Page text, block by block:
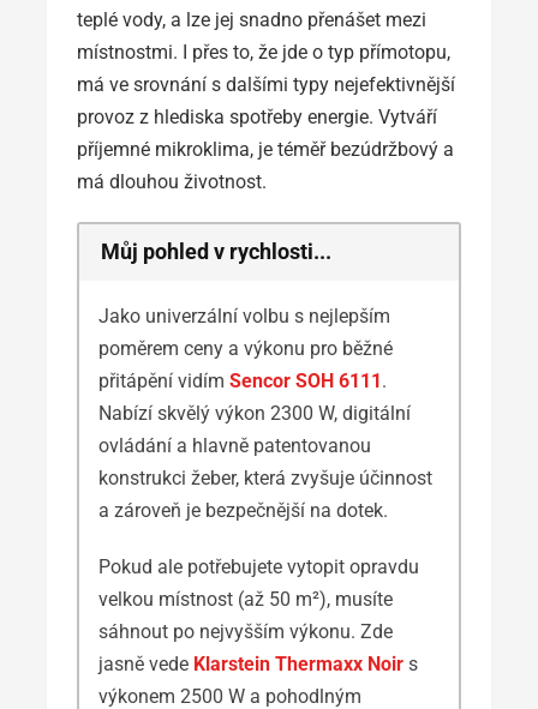
teplé vody, a lze jej snadno přenášet mezi
místnostmi. I přes to, že jde o typ přímotopu,
má ve srovnání s dalšími typy nejefektivnější
provoz z hlediska spotřeby energie. Vytváří
příjemné mikroklima, je téměř bezúdržbový a
má dlouhou životnost.
Můj pohled v rychlosti...
Jako univerzální volbu s nejlepším
poměrem ceny a výkonu pro běžné
přitápění vidím Sencor SOH 6111.
Nabízí skvělý výkon 2300 W, digitální
ovládání a hlavně patentovanou
konstrukci žeber, která zvyšuje účinnost
a zároveň je bezpečnější na dotek.
Pokud ale potřebujete vytopit opravdu
velkou místnost (až 50 m²), musíte
sáhnout po nejvyšším výkonu. Zde
jasně vede Klarstein Thermaxx Noir s
výkonem 2500 W a pohodlným